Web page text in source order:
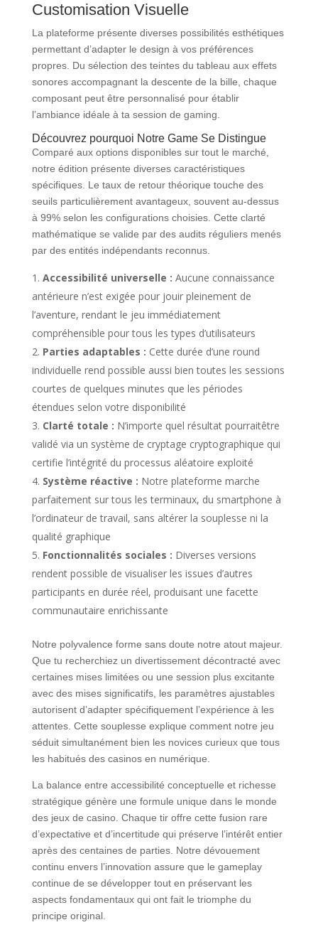
Customisation Visuelle
La plateforme présente diverses possibilités esthétiques
permettant d’adapter le design à vos préférences
propres. Du sélection des teintes du tableau aux effets
sonores accompagnant la descente de la bille, chaque
composant peut être personnalisé pour établir
l’ambiance idéale à ta session de gaming.
Découvrez pourquoi Notre Game Se Distingue
Comparé aux options disponibles sur tout le marché,
notre édition présente diverses caractéristiques
spécifiques. Le taux de retour théorique touche des
seuils particulièrement avantageux, souvent au-dessus
à 99% selon les configurations choisies. Cette clarté
mathématique se valide par des audits réguliers menés
par des entités indépendants reconnus.
Accessibilité universelle : Aucune connaissance
antérieure n’est exigée pour jouir pleinement de
l’aventure, rendant le jeu immédiatement
compréhensible pour tous les types d’utilisateurs
Parties adaptables : Cette durée d’une round
individuelle rend possible aussi bien toutes les sessions
courtes de quelques minutes que les périodes
étendues selon votre disponibilité
Clarté totale : N’importe quel résultat pourraitêtre
validé via un système de cryptage cryptographique qui
certifie l’intégrité du processus aléatoire exploité
Système réactive : Notre plateforme marche
parfaitement sur tous les terminaux, du smartphone à
l’ordinateur de travail, sans altérer la souplesse ni la
qualité graphique
Fonctionnalités sociales : Diverses versions
rendent possible de visualiser les issues d’autres
participants en durée réel, produisant une facette
communautaire enrichissante
Notre polyvalence forme sans doute notre atout majeur.
Que tu recherchiez un divertissement décontracté avec
certaines mises limitées ou une session plus excitante
avec des mises significatifs, les paramètres ajustables
autorisent d’adapter spécifiquement l’expérience à les
attentes. Cette souplesse explique comment notre jeu
séduit simultanément bien les novices curieux que tous
les habitués des casinos en numérique.
La balance entre accessibilité conceptuelle et richesse
stratégique génère une formule unique dans le monde
des jeux de casino. Chaque tir offre cette fusion rare
d’expectative et d’incertitude qui préserve l’intérêt entier
après des centaines de parties. Notre dévouement
continu envers l’innovation assure que le gameplay
continue de se développer tout en préservant les
aspects fondamentaux qui ont fait le triomphe du
principe original.